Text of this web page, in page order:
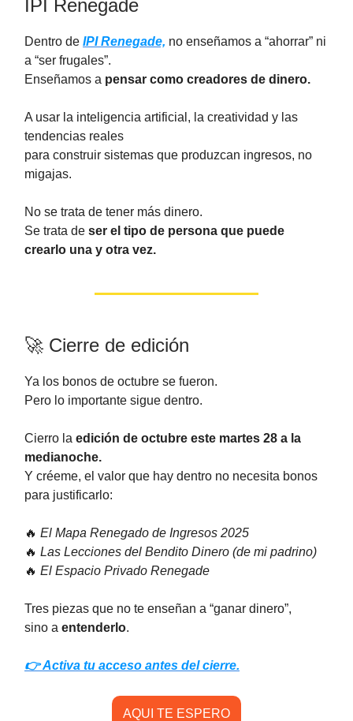
IPI Renegade
Dentro de IPI Renegade, no enseñamos a “ahorrar” ni
a “ser frugales”.
Enseñamos a pensar como creadores de dinero.
A usar la inteligencia artificial, la creatividad y las
tendencias reales
para construir sistemas que produzcan ingresos, no
migajas.
No se trata de tener más dinero.
Se trata de ser el tipo de persona que puede
crearlo una y otra vez.
🚀 Cierre de edición
Ya los bonos de octubre se fueron.
Pero lo importante sigue dentro.
Cierro la edición de octubre este martes 28 a la
medianoche.
Y créeme, el valor que hay dentro no necesita bonos
para justificarlo:
🔥 El Mapa Renegado de Ingresos 2025
🔥 Las Lecciones del Bendito Dinero (de mi padrino)
🔥 El Espacio Privado Renegade
Tres piezas que no te enseñan a “ganar dinero”,
sino a entenderlo.
👉 Activa tu acceso antes del cierre.
AQUI TE ESPERO